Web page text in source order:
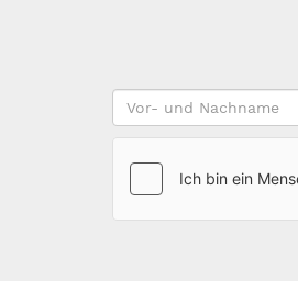
Vor-
und
Nachname